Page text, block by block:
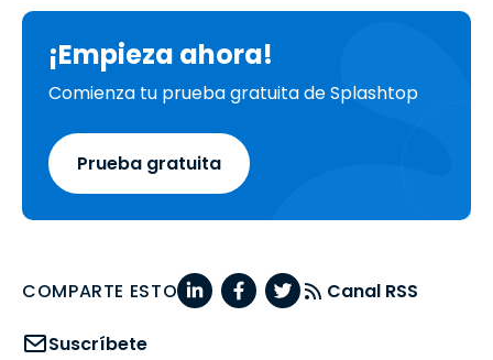
¡Empieza ahora!
Comienza tu prueba gratuita de Splashtop
Prueba gratuita
COMPARTE ESTO Canal RSS
Suscríbete